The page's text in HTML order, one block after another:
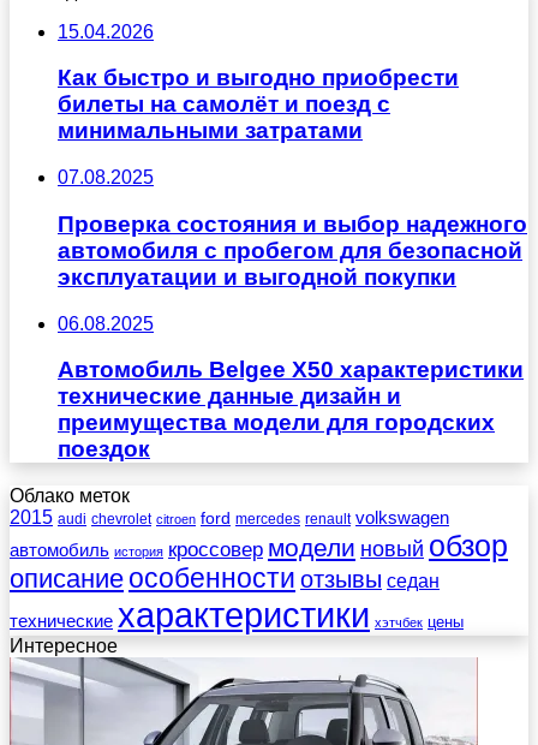
15.04.2026
Как быстро и выгодно приобрести
билеты на самолёт и поезд с
минимальными затратами
07.08.2025
Проверка состояния и выбор надежного
автомобиля с пробегом для безопасной
эксплуатации и выгодной покупки
06.08.2025
Автомобиль Belgee X50 характеристики
технические данные дизайн и
преимущества модели для городских
поездок
Облако меток
2015 audi chevrolet citroen ford mercedes renault volkswagen
автомобиль история кроссовер модели новый обзор
описание особенности отзывы седан
технические характеристики хэтчбек цены
Интересное